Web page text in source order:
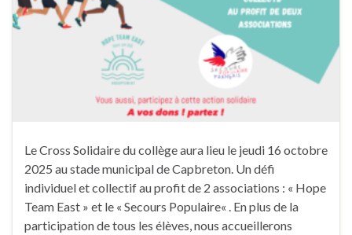
Le Cross Solidaire du collège aura lieu le jeudi 16 octobre
2025 au stade municipal de Capbreton. Un défi
individuel et collectif au profit de 2 associations : « Hope
Team East » et le « Secours Populaire« . En plus de la
participation de tous les élèves, nous accueillerons